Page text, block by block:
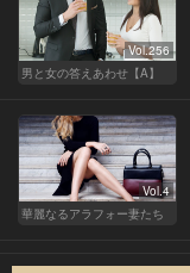
Vol.256
男と女の答えあわせ【A】
Vol.4
華麗なるアラフォー妻たち